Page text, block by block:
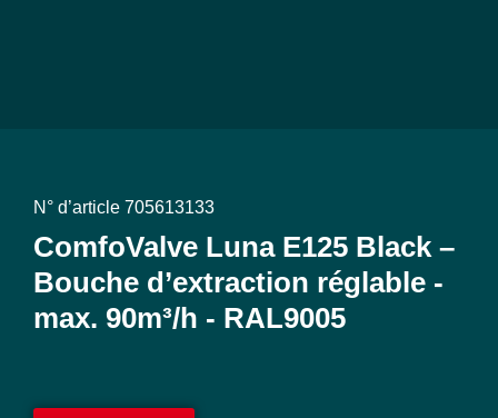
N° d’article 705613133
ComfoValve Luna E125 Black –
Bouche d’extraction réglable -
max. 90m³/h - RAL9005